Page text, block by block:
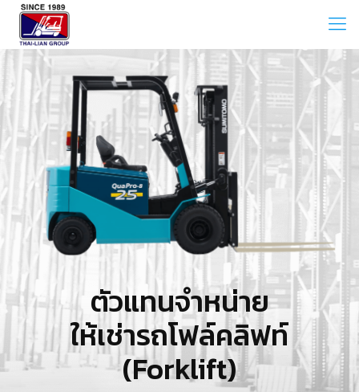
ตัวแทนจำหน่าย
ให้เช่ารถโฟล์คลิฟท์
(Forklift)